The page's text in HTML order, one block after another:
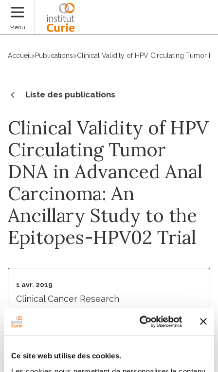
Ce site web utilise des cookies.
Menu
Accueil >Publications>Clinical Validity of HPV Circulating Tumor
Liste des publications
Clinical Validity of HPV
Circulating Tumor
DNA in Advanced Anal
Carcinoma: An
Ancillary Study to the
Epitopes-HPV02 Trial
1 avr. 2019
Clinical Cancer Research
DOI : 10.1158/1078-0432.ccr-18-2984